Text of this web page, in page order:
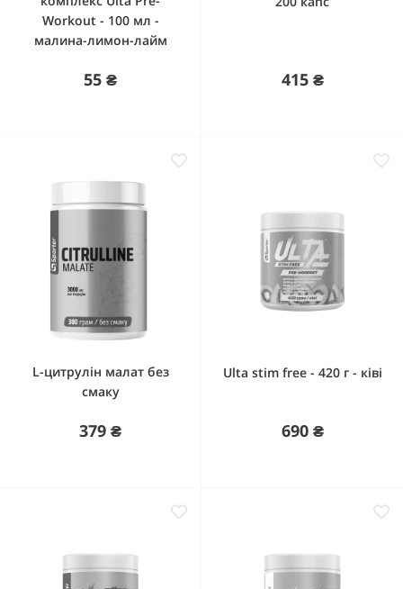
Workout - 100 мл -
малина-лимон-лайм
55 ₴ 415 ₴
L-цитрулін малат без
смаку
379 ₴
Ulta stim free - 420 г - ківі
690 ₴